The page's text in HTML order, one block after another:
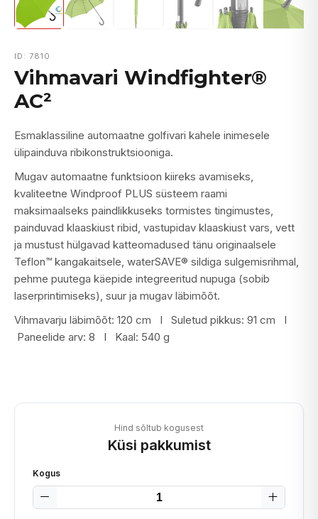
ID: 7810
Vihmavari Windfighter®
AC²
Esmaklassiline automaatne golfivari kahele inimesele
ülipainduva ribikonstruktsiooniga.
Mugav automaatne funktsioon kiireks avamiseks,
kvaliteetne Windproof PLUS süsteem raami
maksimaalseks paindlikkuseks tormistes tingimustes,
painduvad klaaskiust ribid, vastupidav klaaskiust vars, vett
ja mustust hülgavad katteomadused tänu originaalsele
Teflon™ kangakaitsele, waterSAVE® sildiga sulgemisrihmal,
pehme puutega käepide integreeritud nupuga (sobib
laserprintimiseks), suur ja mugav läbimõõt.
Vihmavarju läbimõõt: 120 cm I Suletud pikkus: 91 cm I
Paneelide arv: 8 I Kaal: 540 g
Hind sõltub kogusest
Küsi pakkumist
Kogus